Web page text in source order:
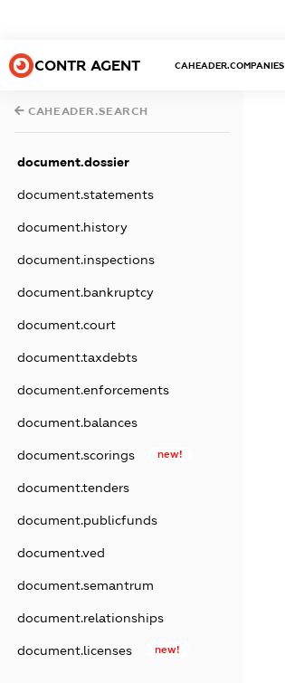
CONTR AGENT CAHEADER.COMPANIES
CAHEADER.SEARCH
document.dossier
document.statements
document.history
document.inspections
document.bankruptcy
document.court
document.taxdebts
document.enforcements
document.balances
document.scorings new!
document.tenders
document.publicfunds
document.ved
document.semantrum
document.relationships
document.licenses new!